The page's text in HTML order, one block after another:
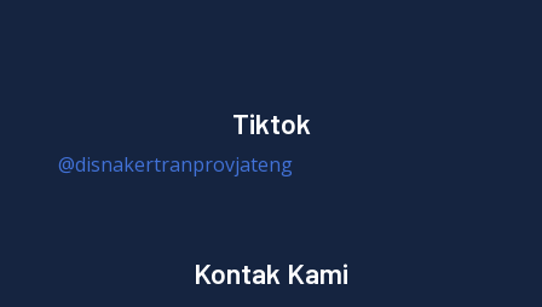
Tiktok
@disnakertranprovjateng
Kontak Kami